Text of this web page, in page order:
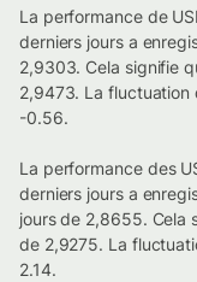
La performance de
derniers jours a
2,9303. Cela signifie
2,9473. La fluctuation
-0.56.
La performance des
derniers jours a
jours de 2,8655. Cela
de 2,9275. La
2.14.